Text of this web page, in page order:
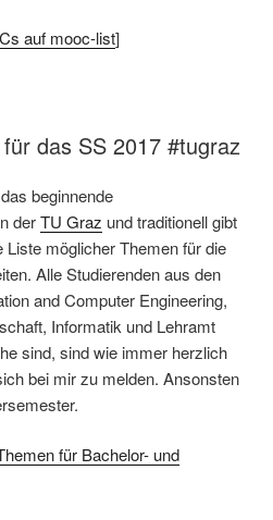
auf mooc-list]
das SS 2017 #tugraz
beginnende
derTU Graz und traditionell gibt
möglicher Themen für die
Alle Studierenden aus den
and Computer Engineering,
Informatik und Lehramt
sind, sind wie immer herzlich
bei mir zu melden. Ansonsten
für Bachelor- und